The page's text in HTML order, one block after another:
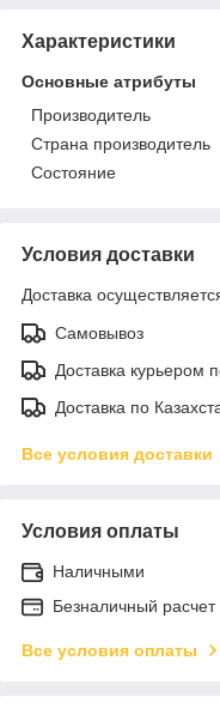
Характеристики
Основные атрибуты
Производитель
Страна производитель
Состояние
Условия доставки
Доставка
Самовывоз
Доставка курьером
Доставка по
Все условия доставки
Условия оплаты
Наличными
Безналичный расчет
Все условия оплаты